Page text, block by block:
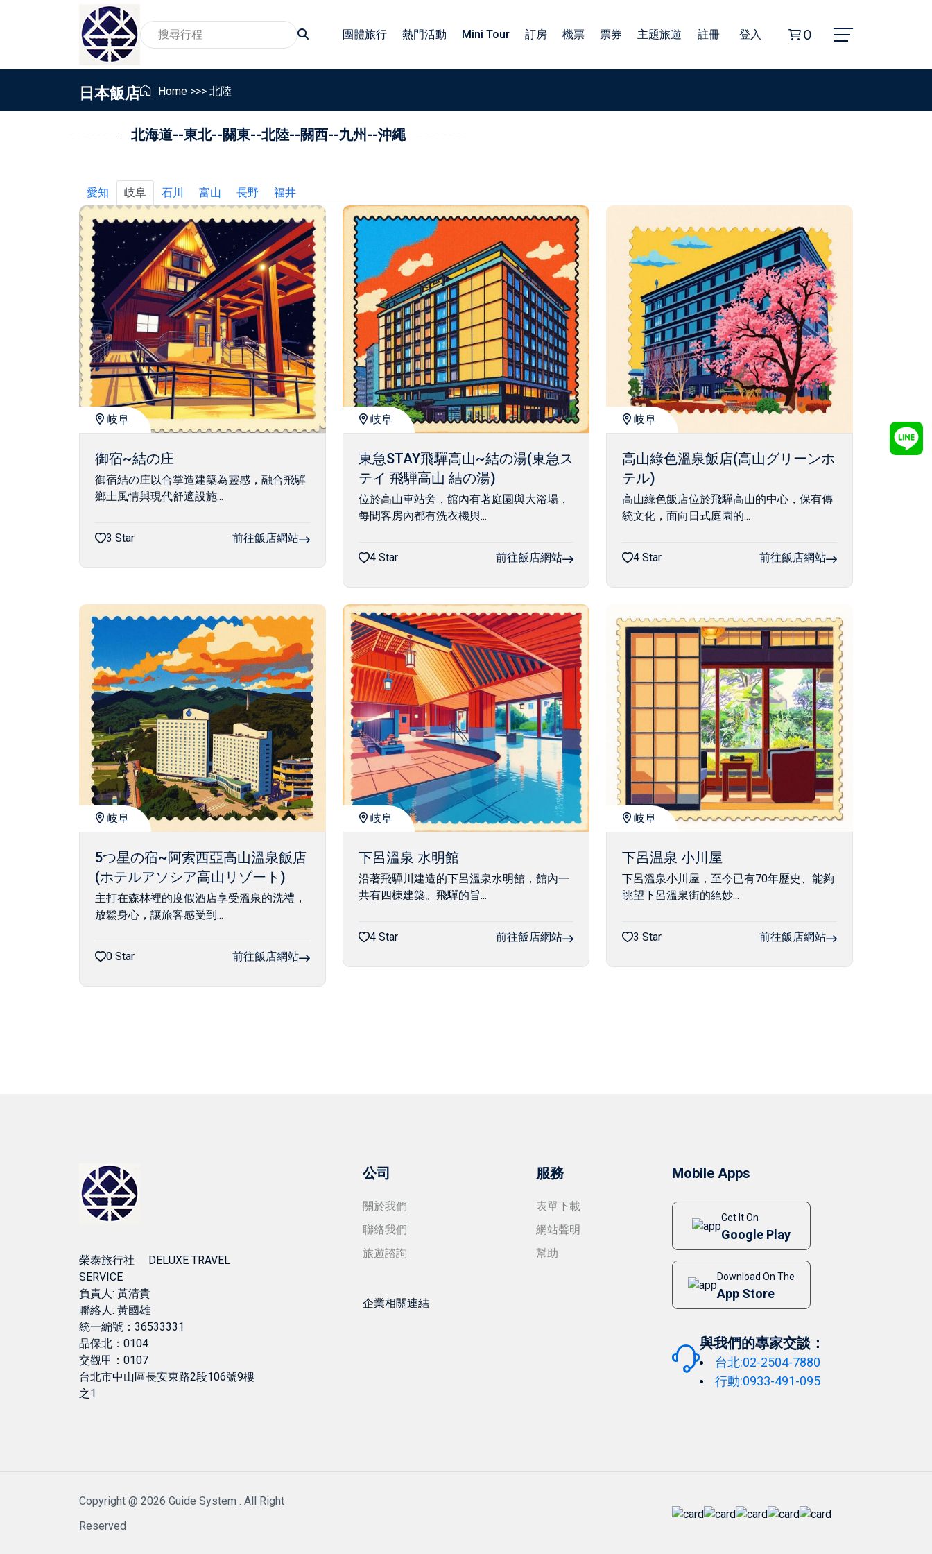
團體旅行 熱門活動 Mini Tour
2026賞櫻旅遊行程
2026親子包車行程
2026東北地區温泉包車行程
銀髮族與樂齡包車行程
家族旅遊日本包車
畢業旅行日本包車
獎勵旅遊日本包車
關東包車中文司機
四國北陸包車中文司機
關西包車中文司機
九州包車中文司機
沖繩包車中文司機
22人座小型巴士
45人座遊覽車
訂房 機票 票券 主題旅遊 註冊 登入 0
日本飯店 Home >>> 北陸
北海道--東北--關東--北陸--關西--九州--沖繩
愛知 岐阜 石川 富山 長野 福井
岐阜
御宿~結の庄
御宿結の庄以合掌造建築為靈感，融合飛驒
鄉土風情與現代舒適設施...
3 Star 前往飯店網站
岐阜
東急STAY飛驒高山~結の湯(東急ス
テイ 飛騨高山 結の湯)
位於高山車站旁，館內有著庭園與大浴場，
每間客房內都有洗衣機與...
4 Star 前往飯店網站
岐阜
高山綠色溫泉飯店(高山グリーンホ
テル)
高山綠色飯店位於飛驒高山的中心，保有傳
統文化，面向日式庭園的...
4 Star 前往飯店網站
岐阜
5つ星の宿~阿索西亞高山溫泉飯店
(ホテルアソシア高山リゾート)
主打在森林裡的度假酒店享受溫泉的洗禮，
放鬆身心，讓旅客感受到...
0 Star 前往飯店網站
岐阜
下呂溫泉 水明館
沿著飛驒川建造的下呂溫泉水明館，館內一
共有四棟建築。飛驒的旨...
4 Star 前往飯店網站
岐阜
下呂温泉 小川屋
下呂溫泉小川屋，至今已有70年歷史、能夠
眺望下呂溫泉街的絕妙...
3 Star 前往飯店網站
榮泰旅行社 DELUXE TRAVEL
SERVICE
負責人: 黃清貴
聯絡人: 黃國雄
統一編號：36533331
品保北：0104
交觀甲：0107
台北市中山區長安東路2段106號9樓
之1
公司
關於我們
聯絡我們
旅遊諮詢
企業相關連結
服務
表單下載
網站聲明
幫助
Mobile Apps
Get It On
Google Play
Download On The
App Store
與我們的專家交談：
台北:02-2504-7880
行動:0933-491-095
Copyright @ 2026 Guide System . All Right
Reserved